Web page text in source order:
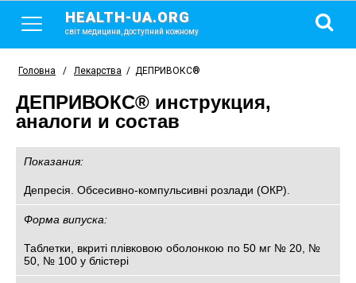
HEALTH-UA.ORG
світ медицини, доступний кожному
Головна / Лекарства / ДЕПРИВОКС®
ДЕПРИВОКС® инструкция,
аналоги и состав
Показания:
Депресія. Обсесивно-компульсивні розлади (ОКР).
Форма випуска:
Таблетки, вкриті плівковою оболонкою по 50 мг № 20, №
50, № 100 у блістері